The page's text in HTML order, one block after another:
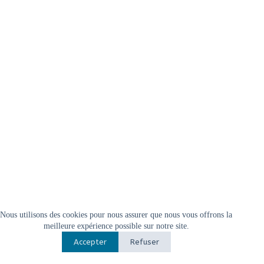
Nous utilisons des cookies pour nous assurer que nous vous offrons la
meilleure expérience possible sur notre site.
Accepter
Refuser
Copyright © 2026 -Conception & création